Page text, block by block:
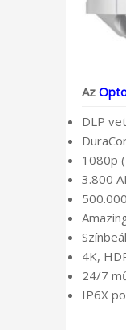
Az
DLP
1080p
3.800
4K,
24/7
IP6X